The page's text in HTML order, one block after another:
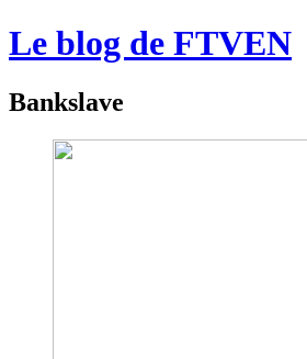
Le blog de FTVEN
Bankslave